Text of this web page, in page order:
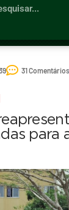
31 Comentários
para